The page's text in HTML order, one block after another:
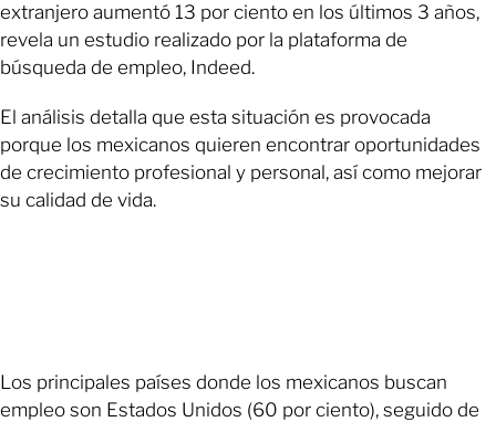
extranjero aumentó 13 por ciento en los últimos 3 años,
revela un estudio realizado por la plataforma de
búsqueda de empleo, Indeed.
El análisis detalla que esta situación es provocada
porque los mexicanos quieren encontrar oportunidades
de crecimiento profesional y personal, así como mejorar
su calidad de vida.
Los principales países donde los mexicanos buscan
empleo son Estados Unidos (60 por ciento), seguido de